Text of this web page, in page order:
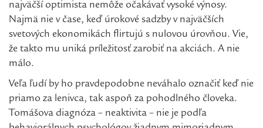
najväčší optimista nemôže očakávať vysoké výnosy.
Najmä nie v čase, keď úrokové sadzby v najväčších
svetových ekonomikách flirtujú s nulovou úrovňou. Vie,
že takto mu uniká príležitosť zarobiť na akciách. A nie
málo.
Veľa ľudí by ho pravdepodobne neváhalo označiť keď nie
priamo za lenivca, tak aspoň za pohodlného človeka.
Tomášova diagnóza – neaktivita – nie je podľa